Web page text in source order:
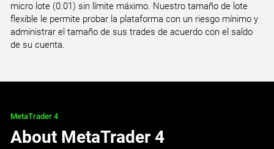
micro lote (0.01) sin límite máximo. Nuestro tamaño de lote
flexible le permite probar la plataforma con un riesgo mínimo y
administrar el tamaño de sus trades de acuerdo con el saldo
de su cuenta.
MetaTrader 4
About MetaTrader 4